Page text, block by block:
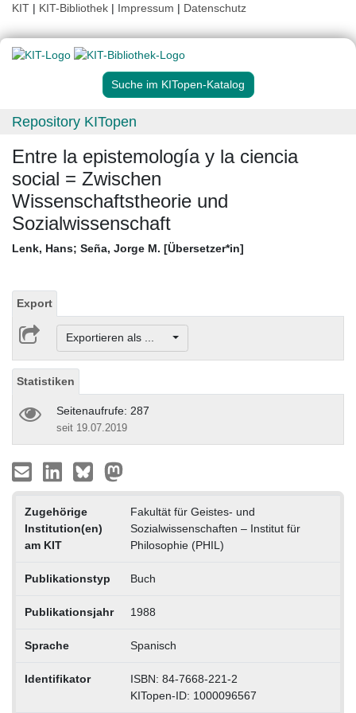
KIT | KIT-Bibliothek | Impressum | Datenschutz
Suche im KITopen-Katalog
Repository KITopen
Entre la epistemología y la ciencia
social = Zwischen
Wissenschaftstheorie und
Sozialwissenschaft
Lenk, Hans; Seña, Jorge M. [Übersetzer*in]
Export
Exportieren als ...
Statistiken
Seitenaufrufe: 287
seit 19.07.2019
Zugehörige
Institution(en)
am KIT
Fakultät für Geistes- und
Sozialwissenschaften – Institut für
Philosophie (PHIL)
Publikationstyp Buch
Publikationsjahr 1988
Sprache Spanisch
Identifikator
ISBN: 84-7668-221-2
KITopen-ID: 1000096567